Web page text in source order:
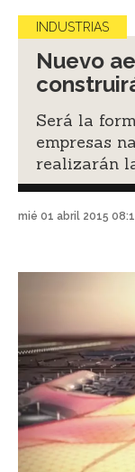
INDUSTRIAS
Nuevo
Será la
empresas
realizarán
mié 01 abril 2015